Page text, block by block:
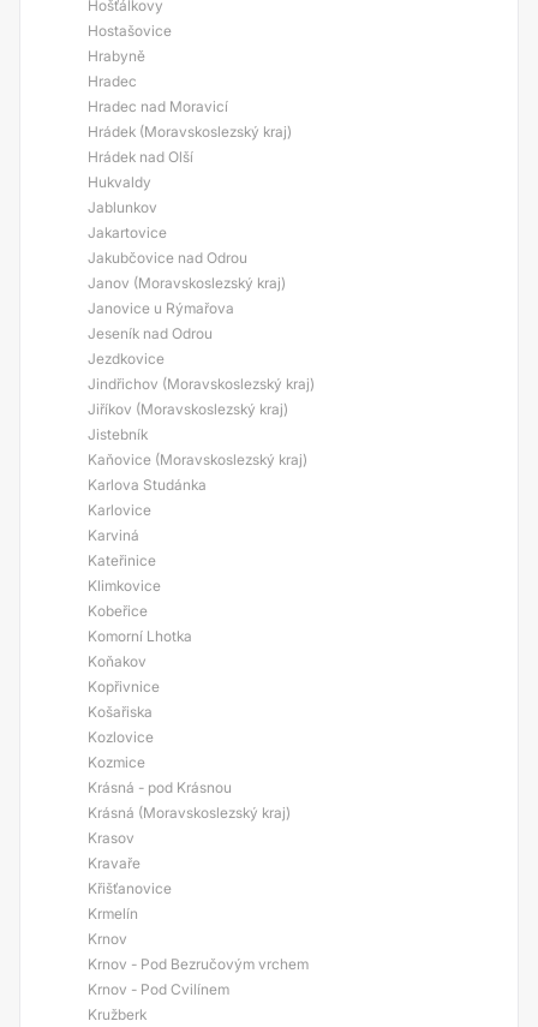
Hošťálkovy
Hostašovice
Hrabyně
Hradec
Hradec nad Moravicí
Hrádek (Moravskoslezský kraj)
Hrádek nad Olší
Hukvaldy
Jablunkov
Jakartovice
Jakubčovice nad Odrou
Janov (Moravskoslezský kraj)
Janovice u Rýmařova
Jeseník nad Odrou
Jezdkovice
Jindřichov (Moravskoslezský kraj)
Jiříkov (Moravskoslezský kraj)
Jistebník
Kaňovice (Moravskoslezský kraj)
Karlova Studánka
Karlovice
Karviná
Kateřinice
Klimkovice
Kobeřice
Komorní Lhotka
Koňakov
Kopřivnice
Košařiska
Kozlovice
Kozmice
Krásná - pod Krásnou
Krásná (Moravskoslezský kraj)
Krasov
Kravaře
Křišťanovice
Krmelín
Krnov
Krnov - Pod Bezručovým vrchem
Krnov - Pod Cvilínem
Kružberk